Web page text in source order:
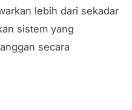
lebih dari sekadar
sistem yang
secara